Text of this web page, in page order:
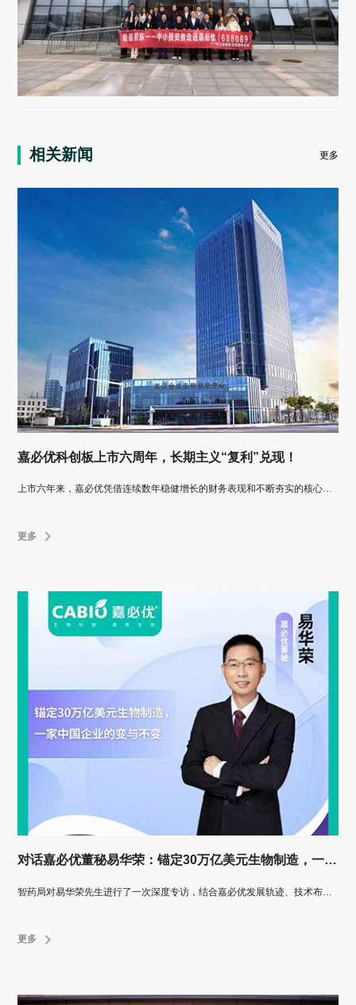
相关新闻 更多
嘉必优科创板上市六周年，长期主义“复利”兑现！
上市六年来，嘉必优凭借连续数年稳健增长的财务表现和不断夯实的核心产品壁垒，划出一条清晰而稳健的增长曲线。
更多
对话嘉必优董秘易华荣：锚定30万亿美元生物制造，一家中国企业的变与不变
更多